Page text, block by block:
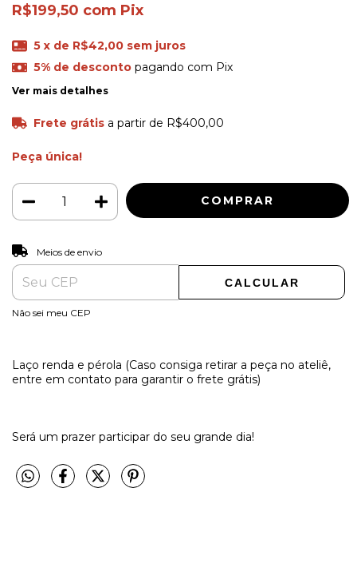
R$199,50 com Pix
5 x de R$42,00 sem juros
5% de descontopagando com Pix
Ver mais detalhes
Frete grátis a partir de R$400,00
Peça única!
Entregas para o CEP:
Meios de envio
CALCULAR
Não sei meu CEP
Laço renda e pérola (Caso consiga retirar a peça no ateliê,
entre em contato para garantir o frete grátis)
Será um prazer participar do seu grande dia!